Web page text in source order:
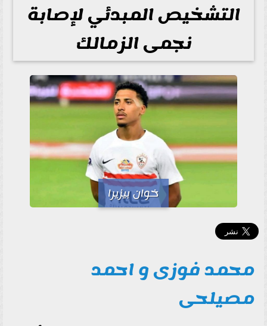
التشخيص المبدئي لإصابة
نجمى الزمالك
خوان بيزيرا
محمد فوزى و احمد
مصيلحى